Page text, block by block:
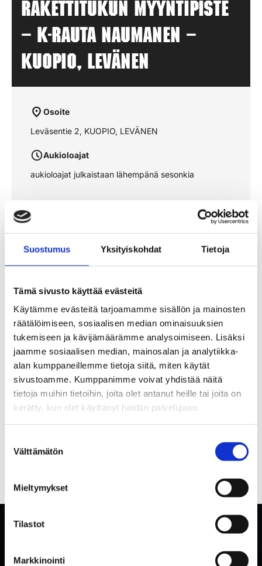
Suostumus Yksityiskohdat Tietoja
Tämä sivusto käyttää evästeitä
Käytämme evästeitä tarjoamamme sisällön ja mainosten
räätälöimiseen, sosiaalisen median ominaisuuksien
tukemiseen ja kävijämäärämme analysoimiseen. Lisäksi
jaamme sosiaalisen median, mainosalan ja analytiikka-
alan kumppaneillemme tietoja siitä, miten käytät
sivustoamme. Kumppanimme voivat yhdistää näitä
tietoja muihin tietoihin, joita olet antanut heille tai joita on
kerätty, kun olet käyttänyt heidän palvelujaan.
valinta
Välttämätön
Mieltymykset
Tilastot
Markkinointi
Rakettitukun myyntipiste
– K-RAUTA NAUMANEN –
KUOPIO, LEVÄNEN
Osoite
Leväsentie 2, KUOPIO, LEVÄNEN
Aukioloajat
aukioloajat julkaistaan lähempänä sesonkia